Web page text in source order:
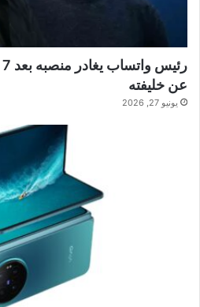
عن خليفته
يونيو 27, 2026